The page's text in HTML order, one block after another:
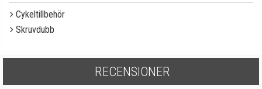
Cykeltillbehör
Skruvdubb
RECENSIONER